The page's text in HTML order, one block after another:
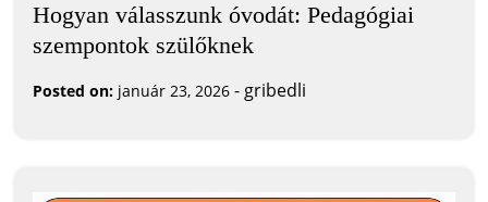
Hogyan válasszunk óvodát: Pedagógiai
szempontok szülőknek
Posted on: január 23, 2026 - gribedli